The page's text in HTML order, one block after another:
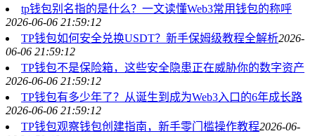
tp钱包别名指的是什么？一文读懂Web3常用钱包的称呼
2026-06-06 21:59:12
TP钱包如何安全兑换USDT？新手保姆级教程全解析2026-
06-06 21:59:12
TP钱包不是保险箱，这些安全隐患正在威胁你的数字资产
2026-06-06 21:59:12
TP钱包有多少年了？从诞生到成为Web3入口的6年成长路
2026-06-06 21:59:12
TP钱包观察钱包创建指南，新手零门槛操作教程2026-06-